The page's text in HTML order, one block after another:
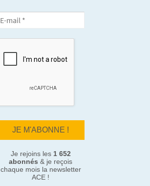
Je rejoins les 1 652
abonnés & je reçois
chaque mois la newsletter
ACE !